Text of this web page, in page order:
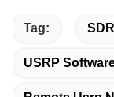
Tag:
USRP